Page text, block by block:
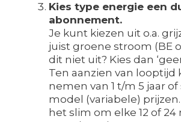
Kies type energie een
abonnement.
Je kunt kiezen uit o.a.
juist groene stroom (BE
dit niet uit? Kies dan
Ten aanzien van looptijd
nemen van 1 t/m 5 jaar
model (variabele)
het slim om elke 12 of